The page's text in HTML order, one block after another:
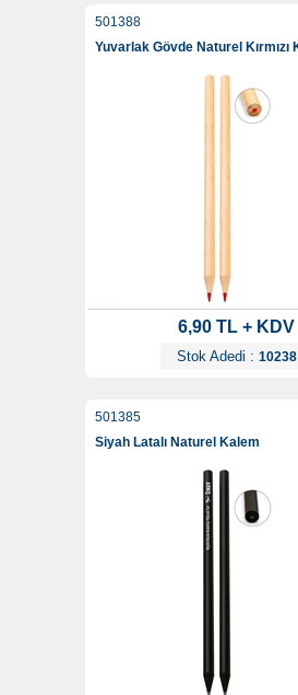
501388
6,90 TL + KDV
Stok Adedi : 10238
501385
Siyah Latalı Naturel Kalem